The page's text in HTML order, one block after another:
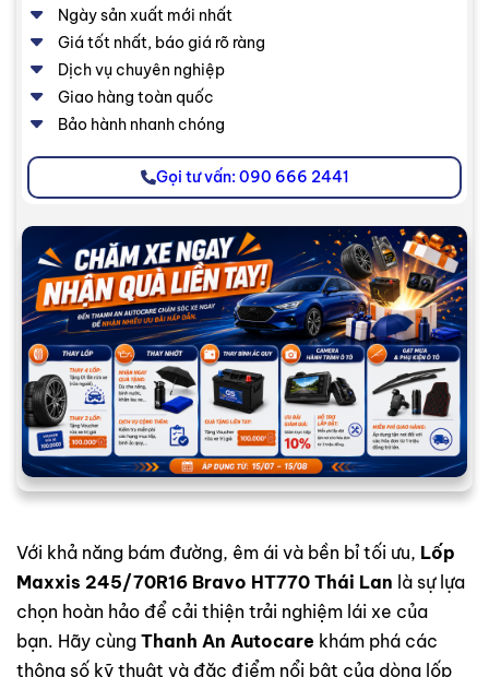
Ngày sản xuất mới nhất
Giá tốt nhất, báo giá rõ ràng
Dịch vụ chuyên nghiệp
Giao hàng toàn quốc
Bảo hành nhanh chóng
Gọi tư vấn: 090 666 2441
Với khả năng bám đường, êm ái và bền bỉ tối ưu, Lốp
Maxxis 245/70R16 Bravo HT770 Thái Lan là sự lựa
chọn hoàn hảo để cải thiện trải nghiệm lái xe của
bạn. Hãy cùng Thanh An Autocare khám phá các
thông số kỹ thuật và đặc điểm nổi bật của dòng lốp